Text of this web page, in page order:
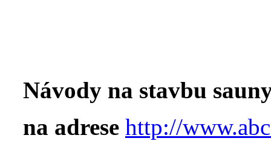
Návody na stavbu
na adrese http://